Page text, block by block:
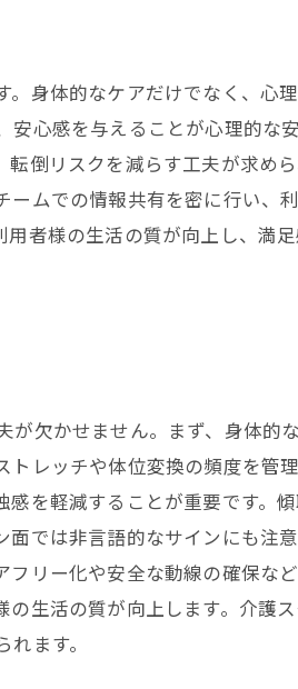
身体的なケアだけでなく、心
安心感を与えることが心理的な
倒リスクを減らす工夫が求めら
ムでの情報共有を密に行い、
者様の生活の質が向上し、満
が欠かせません。まず、身体的
レッチや体位変換の頻度を管
を軽減することが重要です。
では非言語的なサインにも注
リー化や安全な動線の確保な
生活の質が向上します。介護ス
ます。